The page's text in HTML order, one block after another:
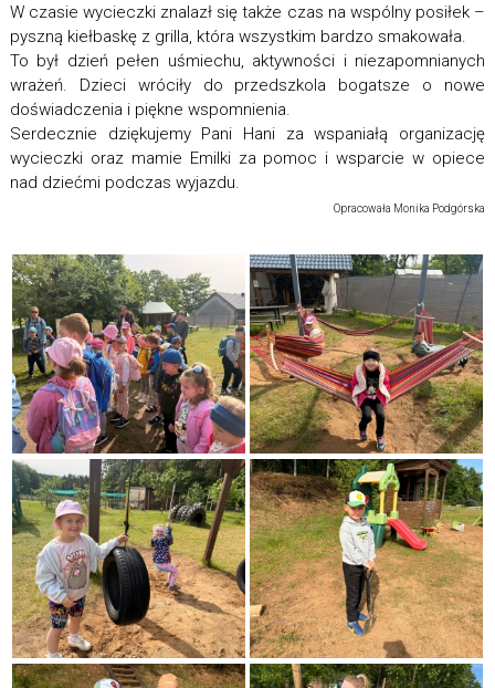
W czasie wycieczki znalazł się także czas na wspólny posiłek –
pyszną kiełbaskę z grilla, która wszystkim bardzo smakowała.
To był dzień pełen uśmiechu, aktywności i niezapomnianych
wrażeń. Dzieci wróciły do przedszkola bogatsze o nowe
doświadczenia i piękne wspomnienia.
Serdecznie dziękujemy Pani Hani za wspaniałą organizację
wycieczki oraz mamie Emilki za pomoc i wsparcie w opiece
nad dziećmi podczas wyjazdu.
Opracowała Monika Podgórska